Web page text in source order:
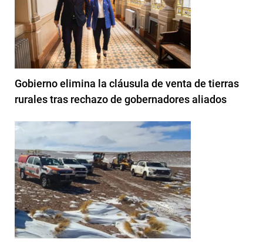
Gobierno elimina la cláusula de venta de tierras
rurales tras rechazo de gobernadores aliados